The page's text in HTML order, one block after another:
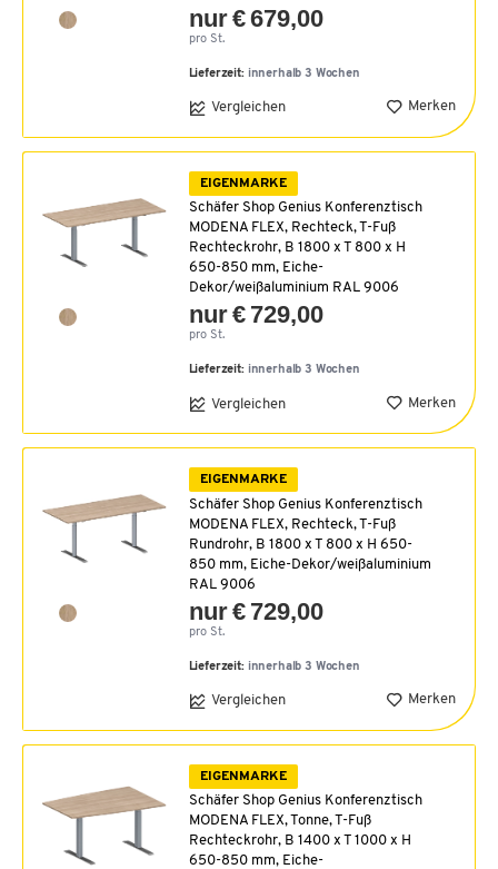
nur € 679,00
pro St.
Lieferzeit: innerhalb 3 Wochen
Vergleichen Merken
EIGENMARKE
Schäfer Shop Genius Konferenztisch
MODENA FLEX, Rechteck, T-Fuß
Rechteckrohr, B 1800 x T 800 x H
650-850 mm, Eiche-
Dekor/weißaluminium RAL 9006
nur € 729,00
pro St.
Lieferzeit: innerhalb 3 Wochen
Vergleichen Merken
EIGENMARKE
Schäfer Shop Genius Konferenztisch
MODENA FLEX, Rechteck, T-Fuß
Rundrohr, B 1800 x T 800 x H 650-
850 mm, Eiche-Dekor/weißaluminium
RAL 9006
nur € 729,00
pro St.
Lieferzeit: innerhalb 3 Wochen
Vergleichen Merken
EIGENMARKE
Schäfer Shop Genius Konferenztisch
MODENA FLEX, Tonne, T-Fuß
Rechteckrohr, B 1400 x T 1000 x H
650-850 mm, Eiche-